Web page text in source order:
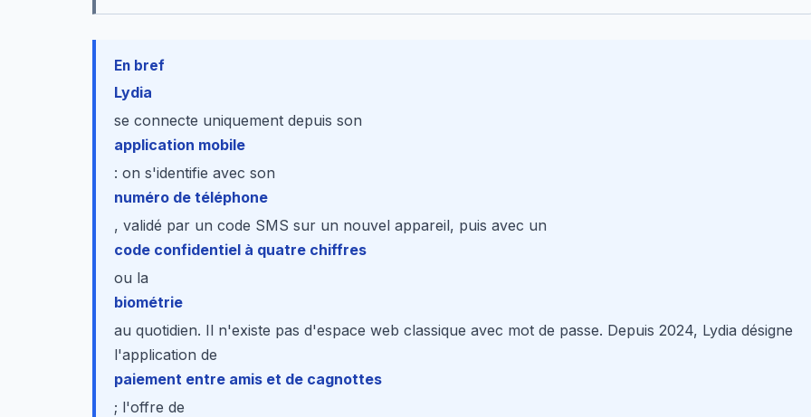
En bref
Lydia
se connecte uniquement depuis son
application mobile
: on s'identifie avec son
numéro de téléphone
, validé par un code SMS sur un nouvel appareil, puis avec un
code confidentiel à quatre chiffres
ou la
biométrie
au quotidien. Il n'existe pas d'espace web classique avec mot de passe. Depuis 2024, Lydia désigne
l'application de
paiement entre amis et de cagnottes
; l'offre de